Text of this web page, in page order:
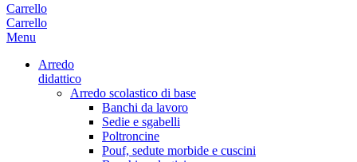
Carrello
Carrello
Menu
Arredo
didattico
Arredo scolastico di base
Banchi da lavoro
Sedie e sgabelli
Poltroncine
Pouf, sedute morbide e cuscini